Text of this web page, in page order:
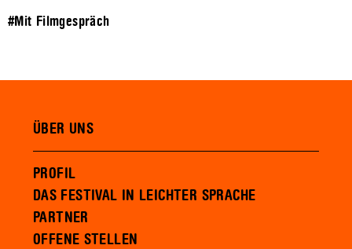
#Mit Filmgespräch
ÜBER UNS
PROFIL
DAS FESTIVAL IN LEICHTER SPRACHE
PARTNER
OFFENE STELLEN